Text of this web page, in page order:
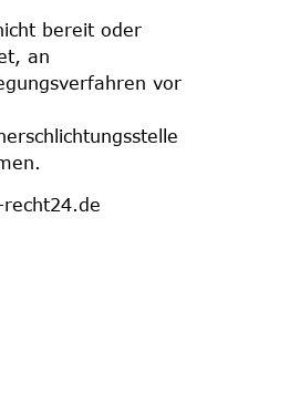
bereit oder
an
vor
recht24.de